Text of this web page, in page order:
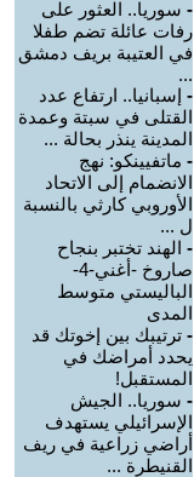
- سوريا.. العثور على
رفات عائلة تضم طفلا
في العتيبة بريف دمشق
...
- إسبانيا.. ارتفاع عدد
القتلى في سبتة وعمدة
المدينة ينذر بحالة ...
- ماتفيينكو: نهج
الانضمام إلى الاتحاد
الأوروبي كارثي بالنسبة
ل ...
- الهند تختبر بنجاح
صاروخ -أغني-4-
الباليستي متوسط
المدى
- ترتيبك بين إخوتك قد
يحدد أمراضك في
المستقبل!
- سوريا.. الجيش
الإسرائيلي يستهدف
أراضي زراعية في ريف
القنيطرة ...